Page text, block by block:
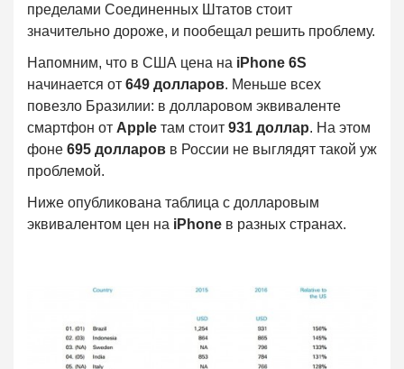
пределами Соединенных Штатов стоит
значительно дороже, и пообещал решить проблему.
Напомним, что в США цена на iPhone 6S
начинается от 649 долларов. Меньше всех
повезло Бразилии: в долларовом эквиваленте
смартфон от Apple там стоит 931 доллар. На этом
фоне 695 долларов в России не выглядят такой уж
проблемой.
Ниже опубликована таблица с долларовым
эквивалентом цен на iPhone в разных странах.